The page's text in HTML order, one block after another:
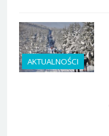
AKTUALNOŚCI